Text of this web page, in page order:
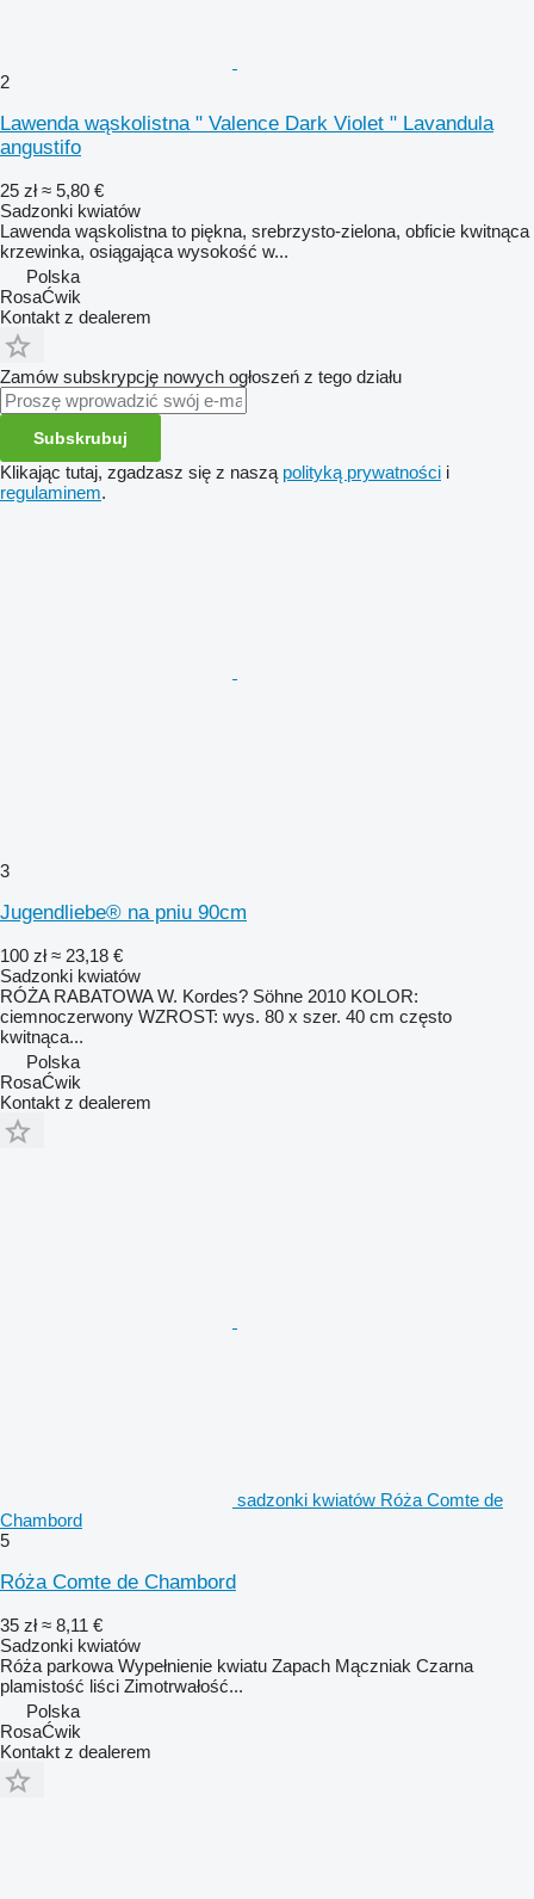
2
Lawenda wąskolistna " Valence Dark Violet " Lavandula
angustifo
25 zł ≈ 5,80 €
Sadzonki kwiatów
Lawenda wąskolistna to piękna, srebrzysto-zielona, obficie kwitnąca
krzewinka, osiągająca wysokość w...
Polska
RosaĆwik
Kontakt z dealerem
Zamów subskrypcję nowych ogłoszeń z tego działu
Subskrubuj
Klikając tutaj, zgadzasz się z naszą polityką prywatności i
regulaminem.
3
Jugendliebe® na pniu 90cm
100 zł ≈ 23,18 €
Sadzonki kwiatów
RÓŻA RABATOWA W. Kordes? Söhne 2010 KOLOR:
ciemnoczerwony WZROST: wys. 80 x szer. 40 cm często
kwitnąca...
Polska
RosaĆwik
Kontakt z dealerem
sadzonki kwiatów Róża Comte de
Chambord
5
Róża Comte de Chambord
35 zł ≈ 8,11 €
Sadzonki kwiatów
Róża parkowa Wypełnienie kwiatu Zapach Mączniak Czarna
plamistość liści Zimotrwałość...
Polska
RosaĆwik
Kontakt z dealerem